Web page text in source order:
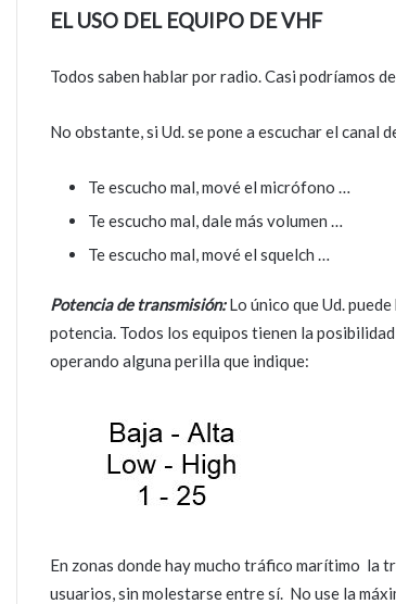
EL USO DEL EQUIPO DE VHF
Todos saben hablar por radio. Casi podríamos
No obstante, si Ud. se pone a escuchar el canal
Te escucho mal, mové el micrófono …
Te escucho mal, dale más volumen …
Te escucho mal, mové el squelch …
Potencia de transmisión:Lo único que Ud.
potencia. Todos los equipos tienen la
operando alguna perilla que indique:
En zonas donde hay mucho tráfico marítimo la
usuarios, sin molestarse entre sí. No use la